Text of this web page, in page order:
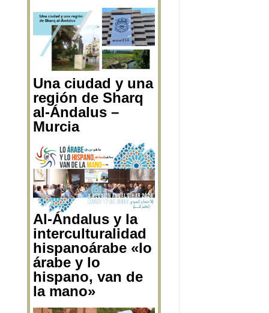
Una ciudad y una
región de Sharq
al-Ándalus –
Murcia
Al-Ándalus y la
interculturalidad
hispanoárabe «lo
árabe y lo
hispano, van de
la mano»